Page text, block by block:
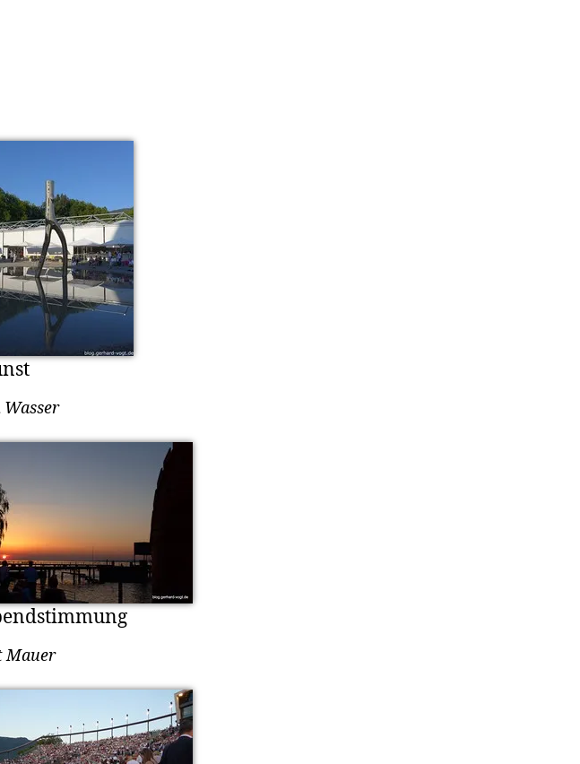
Wasser
Mauer